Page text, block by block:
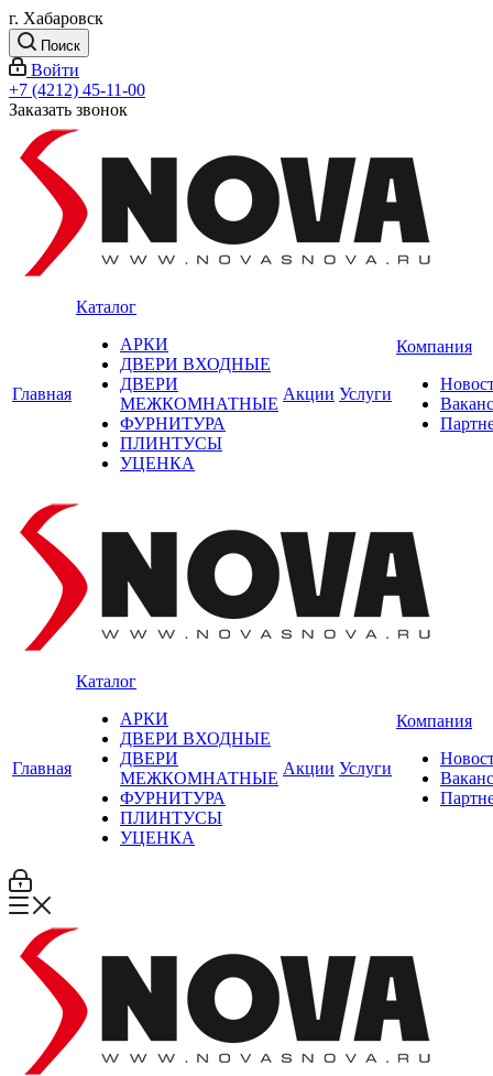
г. Хабаровск
Поиск
Войти
+7 (4212) 45-11-00
Заказать звонок
Главная
Каталог
АРКИ
ДВЕРИ ВХОДНЫЕ
ДВЕРИ
МЕЖКОМНАТНЫЕ
ФУРНИТУРА
ПЛИНТУСЫ
УЦЕНКА
Акции Услуги
Компания
Главная
Каталог
АРКИ
ДВЕРИ ВХОДНЫЕ
ДВЕРИ
МЕЖКОМНАТНЫЕ
ФУРНИТУРА
ПЛИНТУСЫ
УЦЕНКА
Акции Услуги
Компания